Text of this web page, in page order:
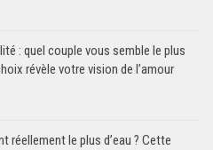
: quel couple vous semble le plus
révèle votre vision de l’amour
réellement le plus d’eau ? Cette